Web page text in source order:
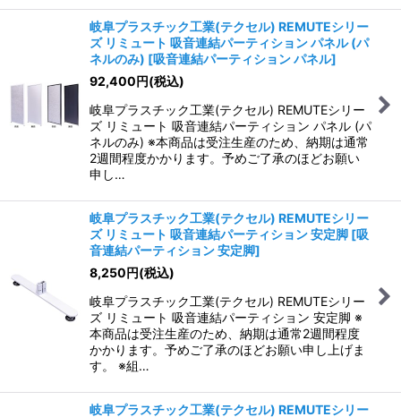
岐阜プラスチック工業(テクセル) REMUTEシリー
ズ リミュート 吸音連結パーティション パネル (パ
ネルのみ) [吸音連結パーティション パネル]
92,400円(税込)
岐阜プラスチック工業(テクセル) REMUTEシリー
ズ リミュート 吸音連結パーティション パネル (パ
ネルのみ) ※本商品は受注生産のため、納期は通常
2週間程度かかります。予めご了承のほどお願い
申し…
岐阜プラスチック工業(テクセル) REMUTEシリー
ズ リミュート 吸音連結パーティション 安定脚 [吸
音連結パーティション 安定脚]
8,250円(税込)
岐阜プラスチック工業(テクセル) REMUTEシリー
ズ リミュート 吸音連結パーティション 安定脚 ※
本商品は受注生産のため、納期は通常2週間程度
かかります。予めご了承のほどお願い申し上げま
す。 ※組…
岐阜プラスチック工業(テクセル) REMUTEシリー